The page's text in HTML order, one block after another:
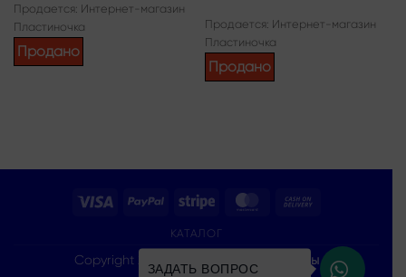
Продается: Интернет-магазин
Пластиночка
Продано
Продается: Интернет-магазин
Пластиночка
Продано
Visa PayPal Stripe MasterCard
КАТАЛОГ
Copyright 2026 © Все права защищены
ЗАДАТЬ ВОПРОС